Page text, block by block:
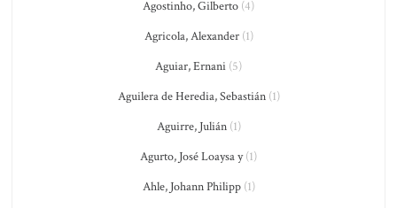
Agostinho, Gilberto (4)
Agricola, Alexander(1)
Aguiar, Ernani (5)
Aguilera de Heredia, Sebastián(1)
Aguirre, Julián(1)
Agurto, José Loaysa y(1)
Ahle, Johann Philipp(1)